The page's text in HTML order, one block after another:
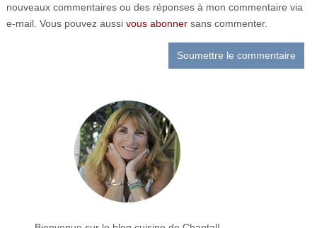
nouveaux commentaires ou des réponses à mon commentaire via
e-mail. Vous pouvez aussi vous abonnersans commenter.